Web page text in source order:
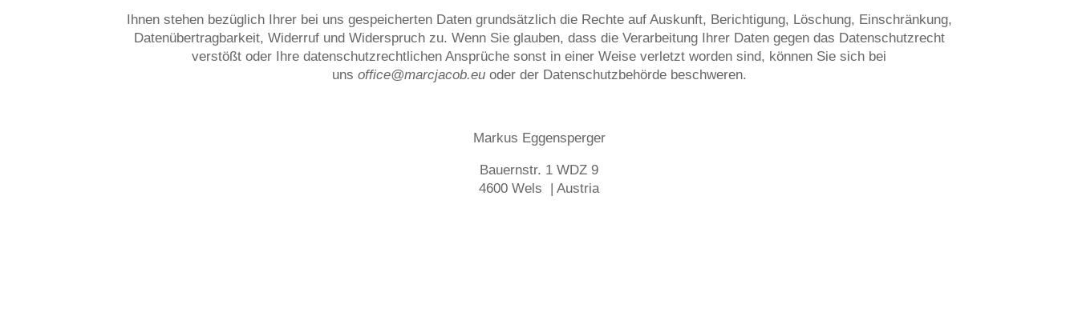
Ihnen stehen bezüglich Ihrer bei uns gespeicherten Daten grundsätzlich die Rechte auf Auskunft, Berichtigung, Löschung, Einschränkung,
Datenübertragbarkeit, Widerruf und Widerspruch zu. Wenn Sie glauben, dass die Verarbeitung Ihrer Daten gegen das Datenschutzrecht
verstößt oder Ihre datenschutzrechtlichen Ansprüche sonst in einer Weise verletzt worden sind, können Sie sich bei
uns office@marcjacob.euoder der Datenschutzbehörde beschweren.
Markus Eggensperger
Bauernstr. 1 WDZ 9
4600 Wels | Austria